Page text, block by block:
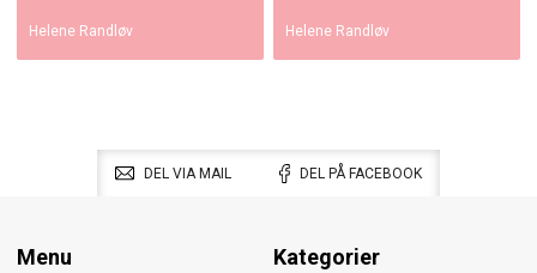
Helene Randløv Helene Randløv
DEL VIA MAIL DEL PÅ FACEBOOK
Menu Kategorier